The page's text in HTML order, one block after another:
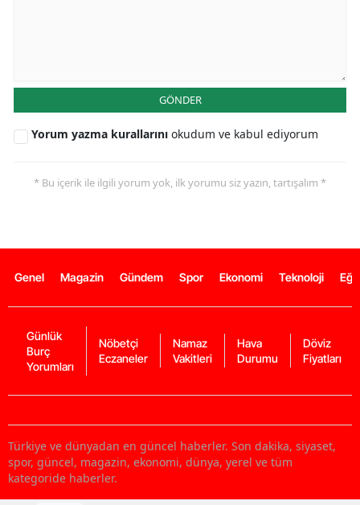
GÖNDER
Yorum yazma kurallarını okudum ve kabul ediyorum
* Bu içerik ile ilgili yorum yok, ilk yorumu siz yazın, tartışalım *
Genel Magazin Gündem Spor Ekonomi Teknoloji
Günlük
Burç
Yorumları
Nöbetçi
Eczaneler
Namaz
Vakitleri
Hava
Durumu
Döviz
Fiyatları
Türkiye ve dünyadan en güncel haberler. Son dakika, siyaset,
spor, güncel, magazin, ekonomi, dünya, yerel ve tüm
kategoride haberler.